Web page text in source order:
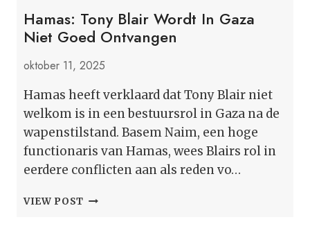
Hamas: Tony Blair Wordt In Gaza
Niet Goed Ontvangen
oktober 11, 2025
Hamas heeft verklaard dat Tony Blair niet
welkom is in een bestuursrol in Gaza na de
wapenstilstand. Basem Naim, een hoge
functionaris van Hamas, wees Blairs rol in
eerdere conflicten aan als reden vo…
VIEW POST HAMAS: